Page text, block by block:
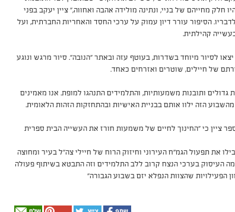
חלק מחייהם של בניי, ונתינה מולידה אהבה ואחווה," ציין יעקב בפני
הסיפור עורר דיון עמוק על ערכי החסד והאחריות החברתית, ועל
קהילתית.
לסיור מיוחד בשדרות, בעוטף עזה ובאתר "הנובה". סיור מרגש ונוגע
של חיילים, שוטרים ואזרחים כאחד.
ותובנות משמעותיות, והתלמידים התנהגו למופת. אנו מאמינים
הזה ילוו אותם בבניית האישיות ובהתחזקות הזהות הלאומית.
ציין כי "החינוך לחיים של משמעות חורז את העשייה הבית ספרית
את תפעול הגמ"ח העירוני וחיזוק הרוח של חיילי צה"ל בעיר ומחוצה
העיסוק בערכי הנצח קרוב ללב התלמידים וזה התבטא בשיתוף פעולה
הפעילויות שהצוות הנפלא יזם בשבוע הגבורה"